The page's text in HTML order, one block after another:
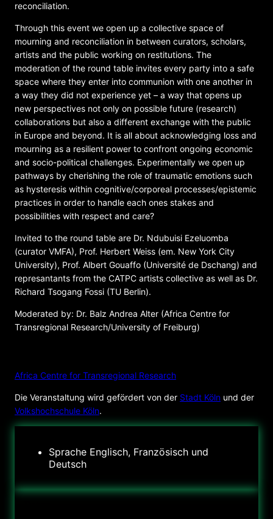
reconciliation.
Through this event we open up a collective space of
mourning and reconciliation in between curators, scholars,
artists and the public working on restitutions. The
moderation of the round table invites every party into a safe
space where they enter into communion with one another in
a way they did not experience yet – a way that opens up
new perspectives not only on possible future (research)
collaborations but also a different exchange with the public
in Europe and beyond. It is all about acknowledging loss and
mourning as a resilient power to confront ongoing economic
and socio-political challenges. Experimentally we open up
pathways by cherishing the role of traumatic emotions such
as hysteresis within cognitive/corporeal processes/epistemic
practices in order to handle each ones stakes and
possibilities with respect and care?
Invited to the round table are Dr. Ndubuisi Ezeluomba
(curator VMFA), Prof. Herbert Weiss (em. New York City
University), Prof. Albert Gouaffo (Université de Dschang) and
represantants from the CATPC artists collective as well as Dr.
Richard Tsogang Fossi (TU Berlin).
Moderated by: Dr. Balz Andrea Alter (Africa Centre for
Transregional Research/University of Freiburg)
Africa Centre for Transregional Research
Die Veranstaltung wird gefördert von der Stadt Köln und der
Volkshochschule Köln.
Sprache Englisch, Französisch und
Deutsch